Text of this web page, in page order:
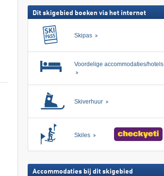
Dit skigebied boeken via het internet
Skipas
Voordelige accommodaties/hotels
Skiverhuur
Skiles
Accommodaties bij dit skigebied